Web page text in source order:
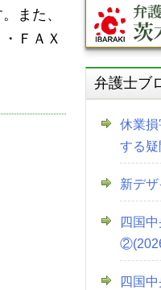
また、
ＦＡＸ
弁護士ブ
休業
する
新デ
四国
四国